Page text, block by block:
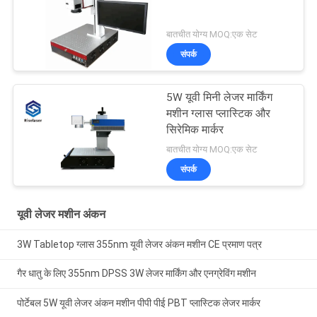
बातचीत योग्य MOQ:एक सेट
संपर्क
5W यूवी मिनी लेजर मार्किंग
मशीन ग्लास प्लास्टिक और
सिरेमिक मार्कर
बातचीत योग्य MOQ:एक सेट
संपर्क
यूवी लेजर मशीन अंकन
3W Tabletop ग्लास 355nm यूवी लेजर अंकन मशीन CE प्रमाण पत्र
गैर धातु के लिए 355nm DPSS 3W लेजर मार्किंग और एनग्रेविंग मशीन
पोर्टेबल 5W यूवी लेजर अंकन मशीन पीपी पीई PBT प्लास्टिक लेजर मार्कर